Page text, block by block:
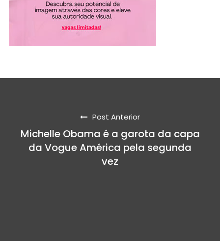
Post Anterior
Michelle Obama é a garota da capa
da Vogue América pela segunda
vez